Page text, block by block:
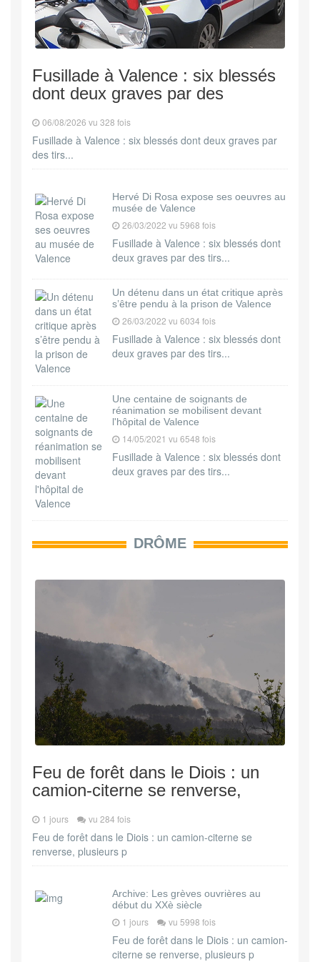
Fusillade à Valence : six blessés
dont deux graves par des
06/08/2026 vu 328 fois
Fusillade à Valence : six blessés dont deux graves par
des tirs...
Hervé Di Rosa expose ses oeuvres au
musée de Valence
26/03/2022 vu 5968 fois
Fusillade à Valence : six blessés dont
deux graves par des tirs...
Un détenu dans un état critique après
s’être pendu à la prison de Valence
26/03/2022 vu 6034 fois
Fusillade à Valence : six blessés dont
deux graves par des tirs...
Une centaine de soignants de
réanimation se mobilisent devant
l'hôpital de Valence
14/05/2021 vu 6548 fois
Fusillade à Valence : six blessés dont
deux graves par des tirs...
DRÔME
Feu de forêt dans le Diois : un
camion-citerne se renverse,
1 jours vu 284 fois
Feu de forêt dans le Diois : un camion-citerne se
renverse, plusieurs p
Archive: Les grèves ouvrières au
début du XXè siècle
1 jours vu 5998 fois
Feu de forêt dans le Diois : un camion-
citerne se renverse, plusieurs p